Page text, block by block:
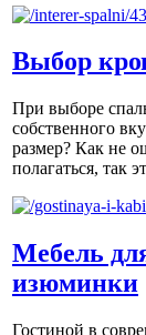
Выбор
При выборе
собственного
размер? Как не
полагаться, так
Мебель
изюминки
Гостиной в